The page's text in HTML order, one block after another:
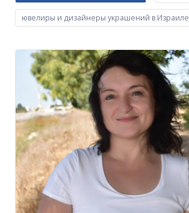
ювелиры и дизайнеры украшений в Израиле